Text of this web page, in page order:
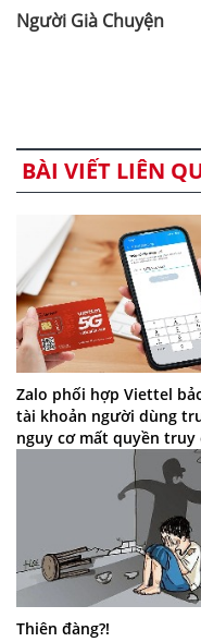
Người Già Chuyện
BÀI VIẾT LIÊN
Zalo phối hợp Viettel
tài khoản người dùng
nguy cơ mất quyền truy
Thiên đàng?!